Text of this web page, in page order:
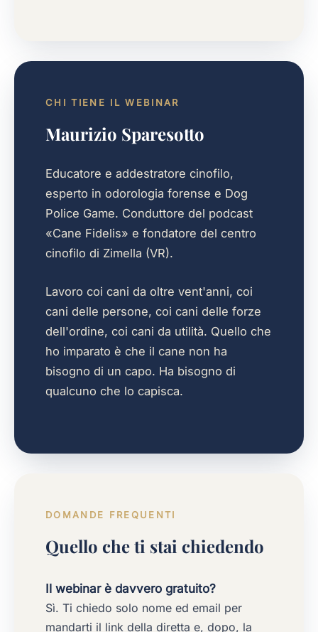
CHI TIENE IL WEBINAR
Maurizio Sparesotto
Educatore e addestratore cinofilo,
esperto in odorologia forense e Dog
Police Game. Conduttore del podcast
«Cane Fidelis» e fondatore del centro
cinofilo di Zimella (VR).
Lavoro coi cani da oltre vent'anni, coi
cani delle persone, coi cani delle forze
dell'ordine, coi cani da utilità. Quello che
ho imparato è che il cane non ha
bisogno di un capo. Ha bisogno di
qualcuno che lo capisca.
DOMANDE FREQUENTI
Quello che ti stai chiedendo
Il webinar è davvero gratuito?
Sì. Ti chiedo solo nome ed email per
mandarti il link della diretta e, dopo, la